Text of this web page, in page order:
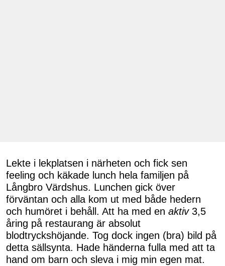
Lekte i lekplatsen i närheten och fick sen
feeling och käkade lunch hela familjen på
Långbro Värdshus. Lunchen gick över
förväntan och alla kom ut med både hedern
och humöret i behåll. Att ha med en aktiv 3,5
åring på restaurang är absolut
blodtryckshöjande. Tog dock ingen (bra) bild på
detta sällsynta. Hade händerna fulla med att ta
hand om barn och sleva i mig min egen mat.